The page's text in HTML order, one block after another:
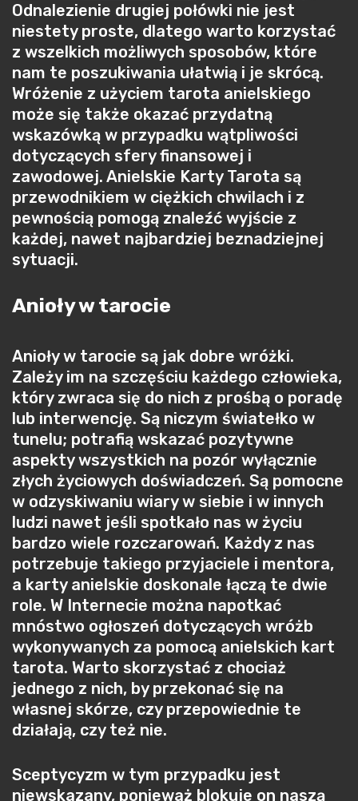
Odnalezienie drugiej połówki nie jest
niestety proste, dlatego warto korzystać
z wszelkich możliwych sposobów, które
nam te poszukiwania ułatwią i je skrócą.
Wróżenie z użyciem tarota anielskiego
może się także okazać przydatną
wskazówką w przypadku wątpliwości
dotyczących sfery finansowej i
zawodowej. Anielskie Karty Tarota są
przewodnikiem w ciężkich chwilach i z
pewnością pomogą znaleźć wyjście z
każdej, nawet najbardziej beznadziejnej
sytuacji.
Anioły w tarocie
Anioły w tarocie są jak dobre wróżki.
Zależy im na szczęściu każdego człowieka,
który zwraca się do nich z prośbą o poradę
lub interwencję. Są niczym światełko w
tunelu; potrafią wskazać pozytywne
aspekty wszystkich na pozór wyłącznie
złych życiowych doświadczeń. Są pomocne
w odzyskiwaniu wiary w siebie i w innych
ludzi nawet jeśli spotkało nas w życiu
bardzo wiele rozczarowań. Każdy z nas
potrzebuje takiego przyjaciele i mentora,
a karty anielskie doskonale łączą te dwie
role. W Internecie można napotkać
mnóstwo ogłoszeń dotyczących wróżb
wykonywanych za pomocą anielskich kart
tarota. Warto skorzystać z chociaż
jednego z nich, by przekonać się na
własnej skórze, czy przepowiednie te
działają, czy też nie.
Sceptycyzm w tym przypadku jest
niewskazany, ponieważ blokuje on naszą